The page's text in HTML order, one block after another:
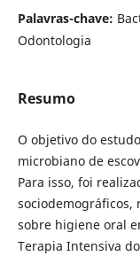
Palavras-chave:
Odontologia
Resumo
O objetivo do
microbiano de
Para isso, foi
sociodemográficos,
sobre higiene oral
Terapia Intensiva